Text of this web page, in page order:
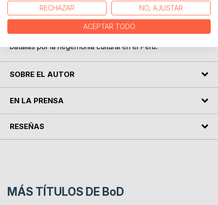
peruana fue investigar la situación biográfica del Inca
Garcilaso. Este libro explica las condiciones intelectuales
en las que esa investigación biográfica se inició, analizando
sus énfasis, sus polémicas por el sentido histórico y sus
batallas por la hegemonía cultural en el Perú.
SOBRE EL AUTOR
EN LA PRENSA
RESEÑAS
MÁS TÍTULOS DE BoD
RECHAZAR NO, AJUSTAR
ACEPTAR TODO